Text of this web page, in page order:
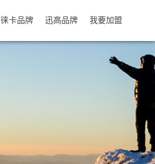
徕卡品牌 迅高品牌 我要加盟